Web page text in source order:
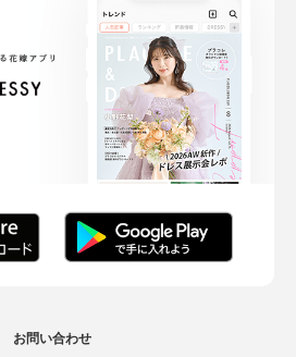
お問い合わせ